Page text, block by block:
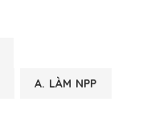
A. LÀM NPP